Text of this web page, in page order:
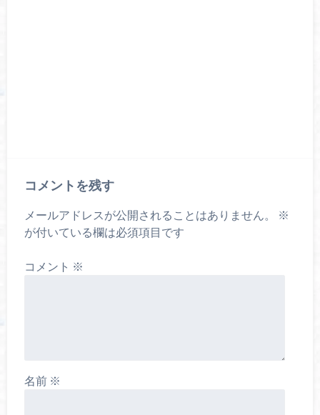
コメントを残す
メールアドレスが公開されることはありません。
※
が付いている欄は必須項目です
コメント ※
名前 ※